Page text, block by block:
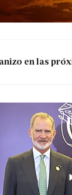
en las